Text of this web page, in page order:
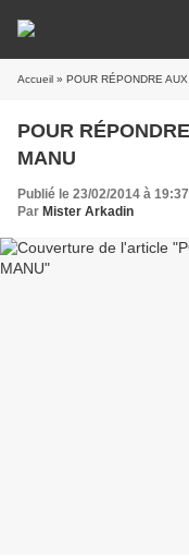
Accueil » POUR RÉPONDRE
POUR
MANU
Publié le 23/02/2014 à 19:37
Par Mister Arkadin